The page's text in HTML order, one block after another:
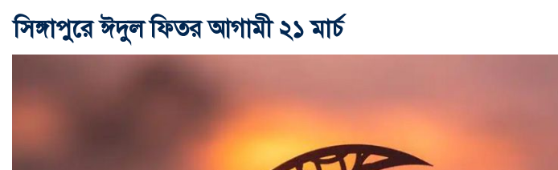
সিঙ্গাপুরে ঈদুল ফিতর আগামী ২১ মার্চ